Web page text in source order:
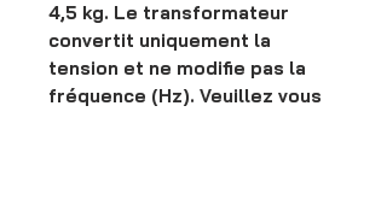
4,5 kg. Le transformateur
convertit uniquement la
tension et ne modifie pas la
fréquence (Hz). Veuillez vous